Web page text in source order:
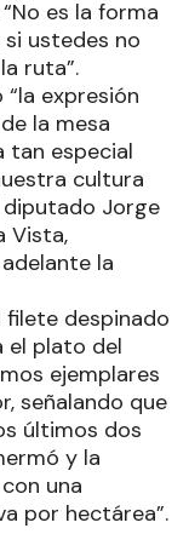
es la forma
ustedes no
ruta”.
expresión
la mesa
tan especial
cultura
diputado Jorge
Vista,
la
filete despinado
el plato del
ejemplares
señalando que
últimos dos
y la
una
por hectárea”.